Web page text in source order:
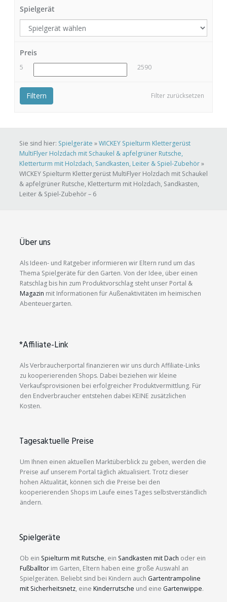
Spielgerät
Preis
5 2590
Filter zurücksetzen
Filtern
Sie sind hier: Spielgeräte »WICKEY Spielturm Klettergerüst
MultiFlyer Holzdach mit Schaukel & apfelgrüner Rutsche,
Kletterturm mit Holzdach, Sandkasten, Leiter & Spiel-Zubehör»
WICKEY Spielturm Klettergerüst MultiFlyer Holzdach mit Schaukel
& apfelgrüner Rutsche, Kletterturm mit Holzdach, Sandkasten,
Leiter & Spiel-Zubehör – 6
Über uns
Als Ideen- und Ratgeber informieren wir Eltern rund um das
Thema Spielgeräte für den Garten. Von der Idee, über einen
Ratschlag bis hin zum Produktvorschlag steht unser Portal &
Magazin mit Informationen für Außenaktivitäten im heimischen
Abenteuergarten.
*Affiliate-Link
Als Verbraucherportal finanzieren wir uns durch Affiliate-Links
zu kooperierenden Shops. Dabei beziehen wir kleine
Verkaufsprovisionen bei erfolgreicher Produktvermittlung. Für
den Endverbraucher entstehen dabei KEINE zusätzlichen
Kosten.
Tagesaktuelle Preise
Um Ihnen einen aktuellen Marktüberblick zu geben, werden die
Preise auf unserem Portal täglich aktualisiert. Trotz dieser
hohen Aktualität, können sich die Preise bei den
kooperierenden Shops im Laufe eines Tages selbstverständlich
ändern.
Spielgeräte
Ob ein Spielturm mit Rutsche, ein Sandkasten mit Dach oder ein
Fußballtor im Garten, Eltern haben eine große Auswahl an
Spielgeräten. Beliebt sind bei Kindern auch Gartentrampoline
mit Sicherheitsnetz, eine Kinderrutsche und eine Gartenwippe.